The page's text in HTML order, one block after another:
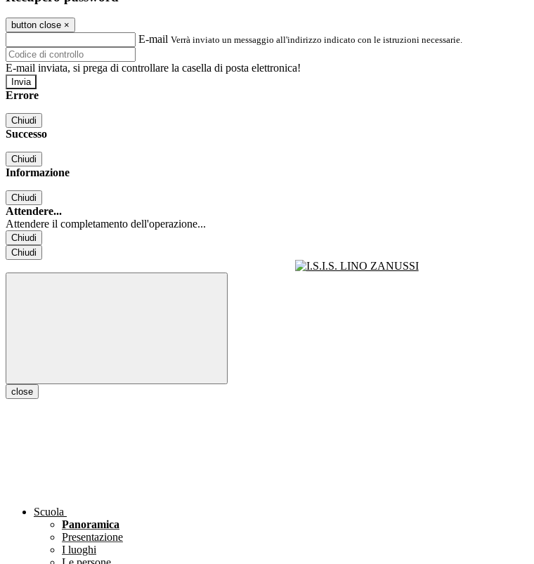
button close ×
E-mail Verrà inviato un messaggio all'indirizzo indicato con le istruzioni necessarie.
E-mail inviata, si prega di controllare la casella di posta elettronica!
Errore
Chiudi
Successo
Chiudi
Informazione
Chiudi
Attendere...
Attendere il completamento dell'operazione...
Chiudi
Chiudi
close
Scuola
Panoramica
Presentazione
I luoghi